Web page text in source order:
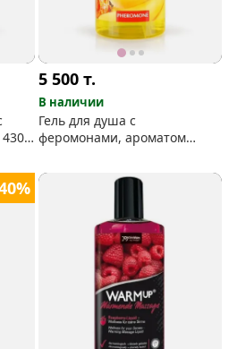
5 500т.
В наличии
Гель для душа с
феромонами, ароматом